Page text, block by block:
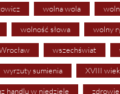
wolna wola
wolność słowa wolny
wszechświat
wyrzuty sumienia XVIII wiek
handlu w niedziele zdrowie